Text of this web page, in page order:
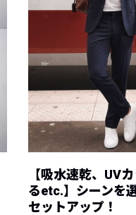
【吸水速乾、UV
るetc.】シーンを
セットアップ！